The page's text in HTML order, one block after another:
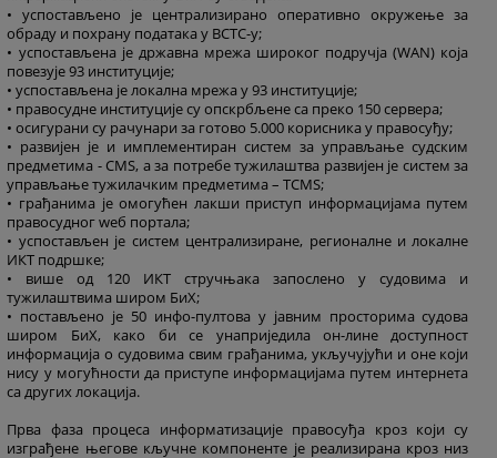
• успостављено је централизирано оперативно окружење за
обраду и похрану података у ВСТC-у;
• успостављена је државна мрежа широког подручја (WAN) која
повезује 93 институције;
• успостављена је локална мрежа у 93 институције;
• правосудне институције су опскрбљене са преко 150 сервера;
• осигурани су рачунари за готово 5.000 корисника у правосуђу;
• развијен је и имплементиран систем за управљање судским
предметима - CMS, а за потребе тужилаштва развијен је систем за
управљање тужилачким предметима – TCMS;
• грађанима је омогућен лакши приступ информацијама путем
правосудног wеб портала;
• успостављен је систем централизиране, регионалне и локалне
ИКТ подршке;
• више од 120 ИКТ стручњака запослено у судовима и
тужилаштвима широм БиХ;
• постављено је 50 инфо-пултова у јавним просторима судова
широм БиХ, како би се унаприједила он-лине доступност
информација о судовима свим грађанима, укључујући и оне који
нису у могућности да приступе информацијама путем интернета
са других локација.
Прва фаза процеса информатизације правосуђа кроз који су
изграђене његове кључне компоненте је реализирана кроз низ